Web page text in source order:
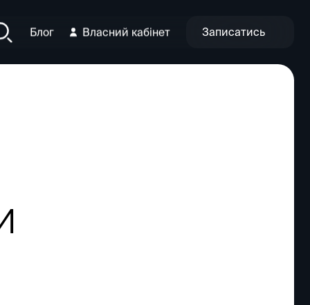
Блог Власний кабінет Записатись